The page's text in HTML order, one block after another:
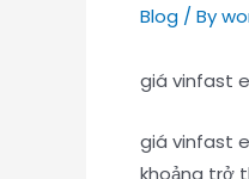
Blog / By
giá vinfast
giá vinfast
khoảng trở